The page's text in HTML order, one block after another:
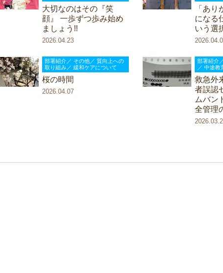
大切なのはその『笑
顔』 一歩ずつ歩み始め
ましょう!!
2026.04.23
「あ
になる
いう選
部署紹介／ その他／ 質向上への
取り組み／ 緩和ケアについて
桜の時間
2026.04.07
部署紹介
／ 中途教
救急外
者誤認
ムバン
全管理